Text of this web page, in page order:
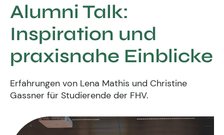
Gründen & Werbeberufe
Agenturleitfaden
Zeigt eure Arbeit
BildungsPlus Förderung
Lehre
Fachgruppe
Kreativpreis 2025
Ausschuss - wir für euch
Kreativpreis
Agentur gesucht?
Alumni Talk:
Inspiration und
praxisnahe Einblicke
Erfahrungen von Lena Mathis und Christine
Gassner für Studierende der FHV.